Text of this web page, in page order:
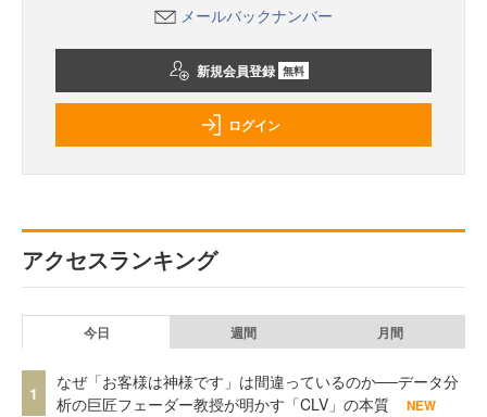
メールバックナンバー
新規会員登録 無料
ログイン
アクセスランキング
今日 週間 月間
1
なぜ「お客様は神様です」は間違っているのか──データ分
析の巨匠フェーダー教授が明かす「CLV」の本質
NEW